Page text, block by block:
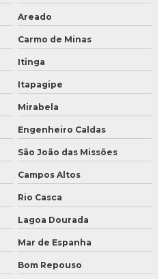
Areado
Carmo de Minas
Itinga
Itapagipe
Mirabela
Engenheiro Caldas
São João das Missões
Campos Altos
Rio Casca
Lagoa Dourada
Mar de Espanha
Bom Repouso